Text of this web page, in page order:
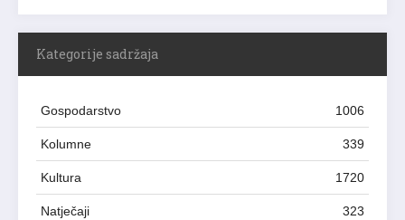
Kategorije sadržaja
Gospodarstvo 1006
Kolumne 339
Kultura 1720
Natječaji 323